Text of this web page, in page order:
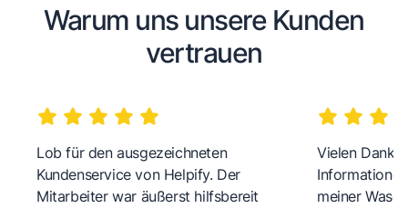
Warum uns unsere Kunden
vertrauen
Lob für den ausgezeichneten
Kundenservice von Helpify. Der
Mitarbeiter war äußerst hilfsbereit
Vielen Dank
meiner